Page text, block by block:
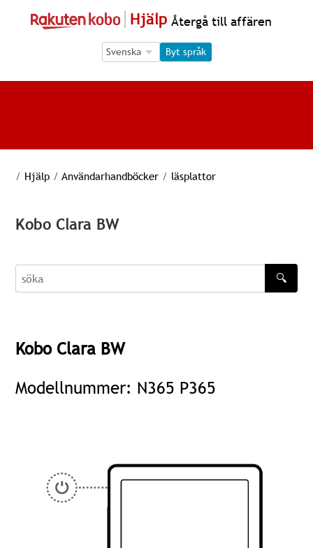
Hjälp Återgå till affären
Language Selection
Language Selection
Byt språk
/ Hjälp / Användarhandböcker / läsplattor
Kobo Clara BW
söka
🔍
Kobo Clara BW
Modellnummer: N365 P365